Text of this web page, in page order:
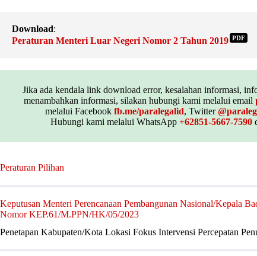
Download:
Peraturan Menteri Luar Negeri Nomor 2 Tahun 2019 PDF
Jika ada kendala link download error, kesalahan informasi,
menambahkan informasi, silakan hubungi kami melalui email
melalui Facebook fb.me/paralegalid, Twitter
Hubungi kami melalui WhatsApp +62851-5667-7590
Peraturan Pilihan
Keputusan Menteri Perencanaan Pembangunan Nasional/Kepala
Nomor KEP.61/M.PPN/HK/05/2023
Penetapan Kabupaten/Kota Lokasi Fokus Intervensi Percepatan